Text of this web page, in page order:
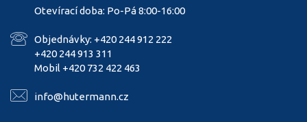
Otevírací doba: Po-Pá 8:00-16:00
Objednávky: +420 244 912 222
+420 244 913 311
Mobil +420 732 422 463
info@hutermann.cz